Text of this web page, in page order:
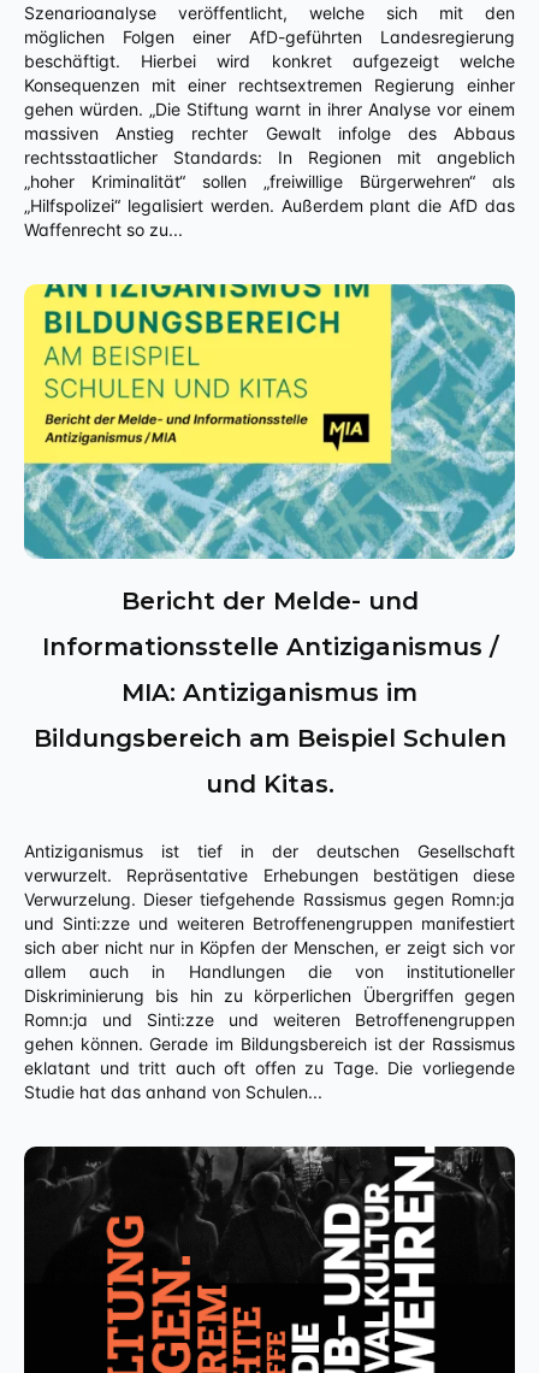
Szenarioanalyse veröffentlicht, welche sich mit den
möglichen Folgen einer AfD-geführten Landesregierung
beschäftigt. Hierbei wird konkret aufgezeigt welche
Konsequenzen mit einer rechtsextremen Regierung einher
gehen würden. „Die Stiftung warnt in ihrer Analyse vor einem
massiven Anstieg rechter Gewalt infolge des Abbaus
rechtsstaatlicher Standards: In Regionen mit angeblich
„hoher Kriminalität“ sollen „freiwillige Bürgerwehren“ als
„Hilfspolizei“ legalisiert werden. Außerdem plant die AfD das
Waffenrecht so zu...
Bericht der Melde- und
Informationsstelle Antiziganismus /
MIA: Antiziganismus im
Bildungsbereich am Beispiel Schulen
und Kitas.
Antiziganismus ist tief in der deutschen Gesellschaft
verwurzelt. Repräsentative Erhebungen bestätigen diese
Verwurzelung. Dieser tiefgehende Rassismus gegen Romn:ja
und Sinti:zze und weiteren Betroffenengruppen manifestiert
sich aber nicht nur in Köpfen der Menschen, er zeigt sich vor
allem auch in Handlungen die von institutioneller
Diskriminierung bis hin zu körperlichen Übergriffen gegen
Romn:ja und Sinti:zze und weiteren Betroffenengruppen
gehen können. Gerade im Bildungsbereich ist der Rassismus
eklatant und tritt auch oft offen zu Tage. Die vorliegende
Studie hat das anhand von Schulen...